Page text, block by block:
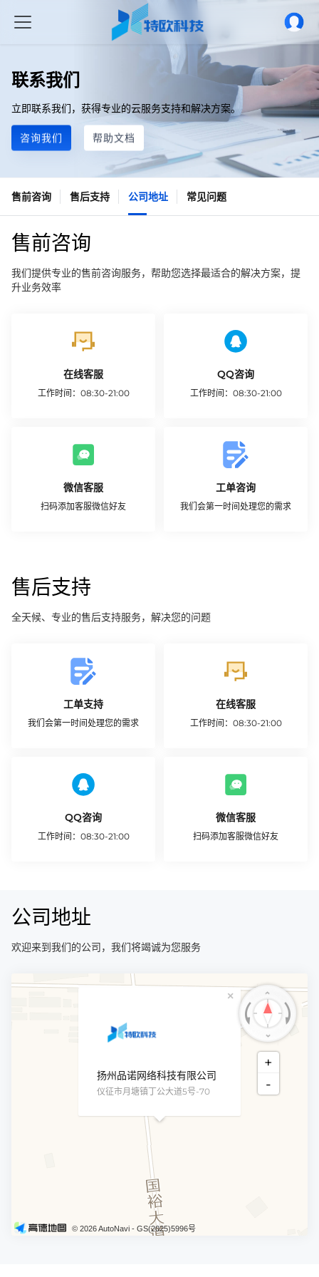
联系我们
立即联系我们，获得专业的云服务支持和解决方案。
咨询我们 帮助文档
售前咨询 售后支持 公司地址 常见问题
售前咨询
我们提供专业的售前咨询服务，帮助您选择最适合的解决方案，提
升业务效率
在线客服
工作时间：08:30-21:00
QQ咨询
工作时间：08:30-21:00
微信客服
扫码添加客服微信好友
工单咨询
我们会第一时间处理您的需求
售后支持
全天候、专业的售后支持服务，解决您的问题
工单支持
我们会第一时间处理您的需求
在线客服
工作时间：08:30-21:00
QQ咨询
工作时间：08:30-21:00
微信客服
扫码添加客服微信好友
公司地址
欢迎来到我们的公司，我们将竭诚为您服务
扬州品诺网络科技有限公司
仪征市月塘镇丁公大道5号-70
×
+
-
© 2026 AutoNavi - GS(2025)5996号